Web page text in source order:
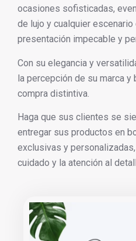
ocasiones sofisticadas,
de lujo y cualquier
presentación impecable y
Con su elegancia y
la percepción de su marca y
compra distintiva.
Haga que sus clientes se
entregar sus productos en
exclusivas y
cuidado y la atención al